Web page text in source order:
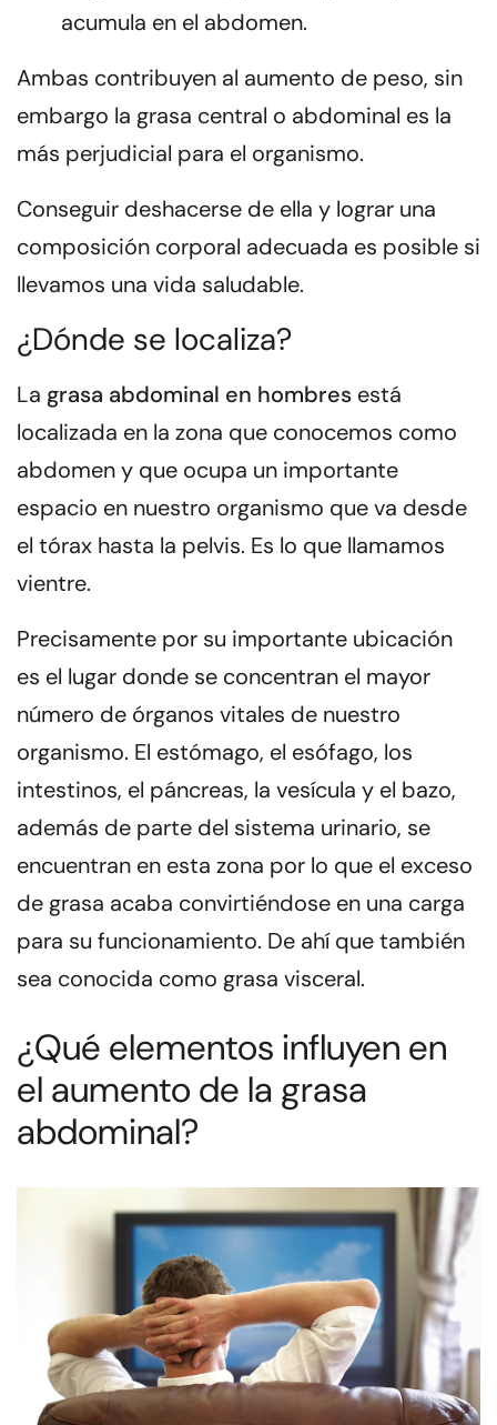
acumula en el abdomen.
Ambas contribuyen al aumento de peso, sin
embargo la grasa central o abdominal es la
más perjudicial para el organismo.
Conseguir deshacerse de ella y lograr una
composición corporal adecuada es posible si
llevamos una vida saludable.
¿Dónde se localiza?
La grasa abdominal en hombres está
localizada en la zona que conocemos como
abdomen y que ocupa un importante
espacio en nuestro organismo queva desde
el tórax hasta la pelvis. Es lo que llamamos
vientre.
Precisamente por su importante ubicación
es el lugar donde se concentran el mayor
número de órganos vitales de nuestro
organismo. El estómago, el esófago, los
intestinos, el páncreas, la vesícula y el bazo,
además de parte del sistema urinario, se
encuentran en esta zona por lo que el exceso
de grasa acaba convirtiéndose en una carga
para su funcionamiento. De ahí que también
sea conocida como grasa visceral.
¿Qué elementos influyen en
el aumento de la grasa
abdominal?